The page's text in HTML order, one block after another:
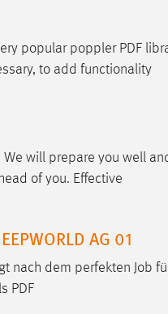
popular poppler PDF
to add functionality
will prepare you well
of you. Effective
AG 01
nach dem perfekten Job
PDF
style-